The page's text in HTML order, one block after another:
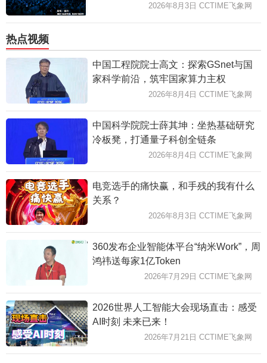
2026年8月3日 CCTIME飞象网
热点视频
中国工程院院士高文：探索GSnet与国
家科学前沿，筑牢国家算力主权
2026年8月4日 CCTIME飞象网
中国科学院院士薛其坤：坐热基础研究
冷板凳，打通量子科创全链条
2026年8月4日 CCTIME飞象网
电竞选手的痛快赢，和手残的我有什么
关系？
2026年8月3日 CCTIME飞象网
360发布企业智能体平台“纳米Work”，周
鸿祎送每家1亿Token
2026年7月29日 CCTIME飞象网
2026世界人工智能大会现场直击：感受
AI时刻 未来已来！
2026年7月21日 CCTIME飞象网